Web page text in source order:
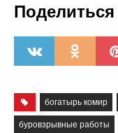
Поделиться
богатырь комир
буровзрывные работы